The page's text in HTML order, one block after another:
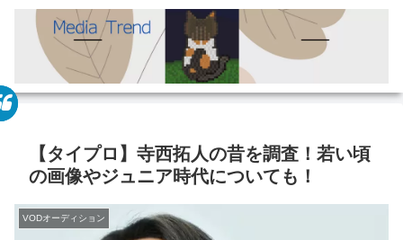
【タイプロ】寺西拓人の昔を調査！若い頃
の画像やジュニア時代についても！
VODオーディション